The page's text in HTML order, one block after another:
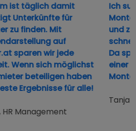
ist täglich damit
Unterkünfte für
zu finden. Mit
auf
sparen wir jede
Wenn sichmöglichst
beteiligenhaben
Ergebnisse für alle!
HR Management
Ich
und
Da
einer
Tanja